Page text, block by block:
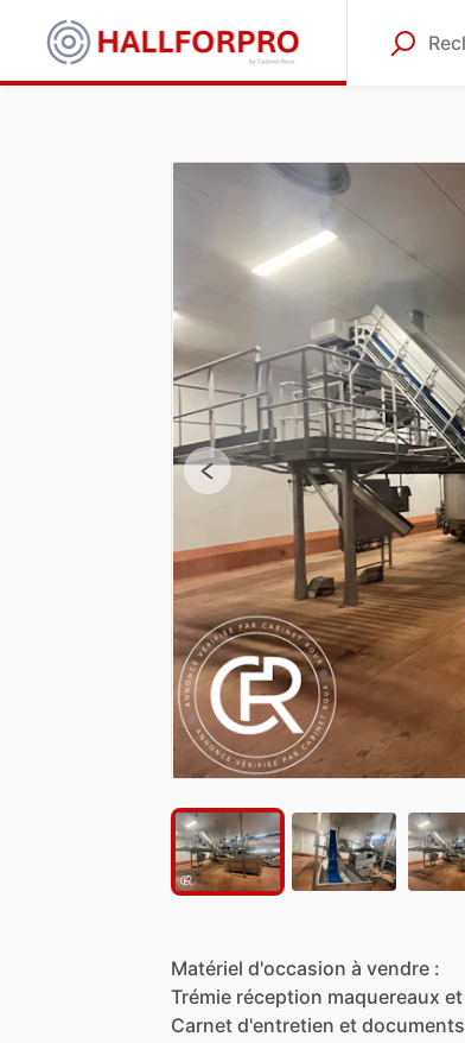
Matériel d'occasion à vendre :
Trémie réception maquereaux et
Carnet d'entretien et documents